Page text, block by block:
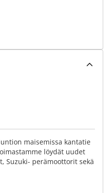
maisemissa kantatie
löydät uudet
Suzuki- perämoottorit sekä